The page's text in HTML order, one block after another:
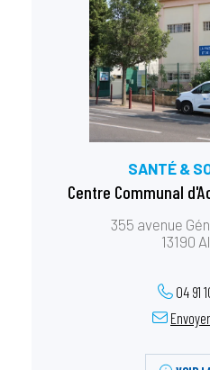
SANTÉ &
Centre Communal
355 avenue
13190
04 91